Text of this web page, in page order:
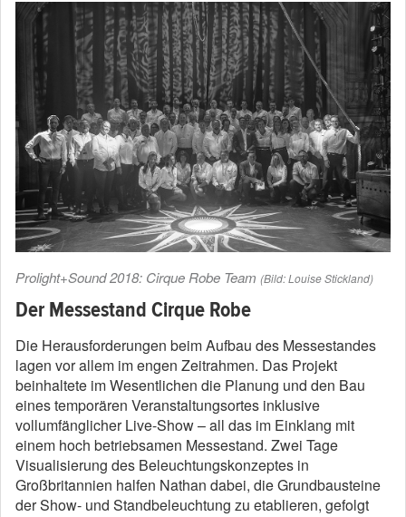
Prolight+Sound 2018: Cirque Robe Team (Bild: Louise Stickland)
Der Messestand Cirque Robe
Die Herausforderungen beim Aufbau des Messestandes
lagen vor allem im engen Zeitrahmen. Das Projekt
beinhaltete im Wesentlichen die Planung und den Bau
eines temporären Veranstaltungsortes inklusive
vollumfänglicher Live-Show – all das im Einklang mit
einem hoch betriebsamen Messestand. Zwei Tage
Visualisierung des Beleuchtungskonzeptes in
Großbritannien halfen Nathan dabei, die Grundbausteine
der Show- und Standbeleuchtung zu etablieren, gefolgt